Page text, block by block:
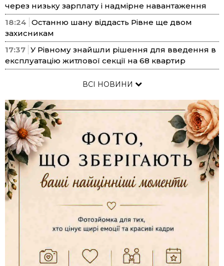
через низьку зарплату і надмірне навантаження
18:24 Останню шану віддасть Рівне ще двом
захисникам
17:37 У Рівному знайшли рішення для введення в
експлуатацію житлової секції на 68 квартир
ВСІ НОВИНИ